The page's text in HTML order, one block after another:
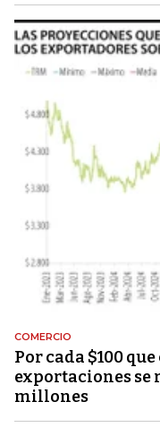
COMERCIO
Por cada $100
exportaciones se
millones